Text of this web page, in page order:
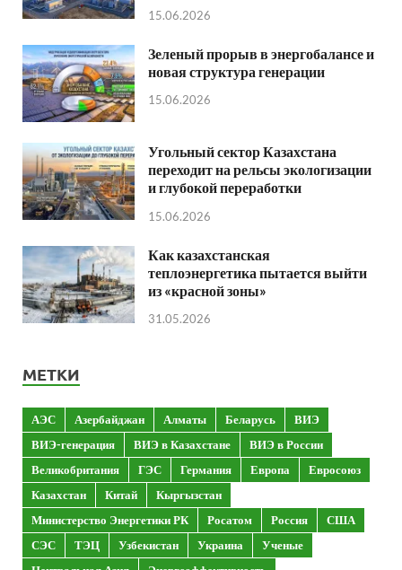
15.06.2026
Зеленый прорыв в энергобалансе и
новая структура генерации
15.06.2026
Угольный сектор Казахстана
переходит на рельсы экологизации
и глубокой переработки
15.06.2026
Как казахстанская
теплоэнергетика пытается выйти
из «красной зоны»
31.05.2026
МЕТКИ
АЭС Азербайджан Алматы Беларусь
ВИЭ
ВИЭ-генерация
ВИЭ в Казахстане
ВИЭ в России
Великобритания
ГЭС Германия Европа
Евросоюз
Казахстан
Китай
Кыргызстан
Министерство Энергетики РК
Росатом Россия
США
СЭС
ТЭЦ Узбекистан Украина
Ученые